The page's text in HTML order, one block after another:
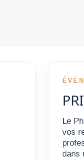
Le
vos
dans